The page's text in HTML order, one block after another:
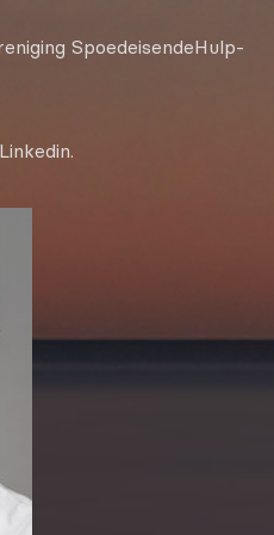
SpoedeisendeHulp-